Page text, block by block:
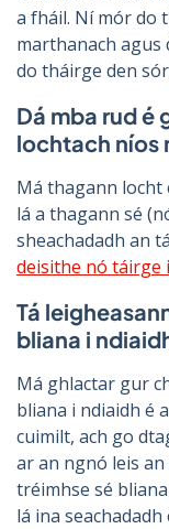
a fháil. Ní mór do
marthanach agus
do tháirge den
Dá mba rud é
lochtach níos
Má thagann locht
lá a thagann sé
sheachadadh an
deisithe nó táirge
Tá
bliana i
Má ghlactar gur
bliana i ndiaidh é
cuimilt, ach go
ar an ngnó leis
tréimhse sé
lá ina seachadadh